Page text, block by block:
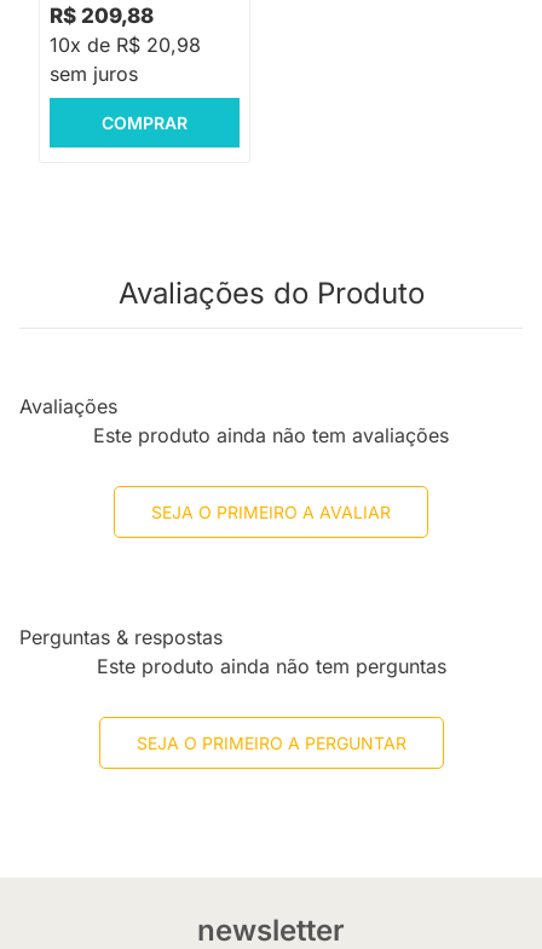
R$ 209,88
10x de R$ 20,98
sem juros
COMPRAR
Avaliações do Produto
Avaliações
Este produto ainda não tem avaliações
SEJA O PRIMEIRO A AVALIAR
Perguntas & respostas
Este produto ainda não tem perguntas
SEJA O PRIMEIRO A PERGUNTAR
newsletter